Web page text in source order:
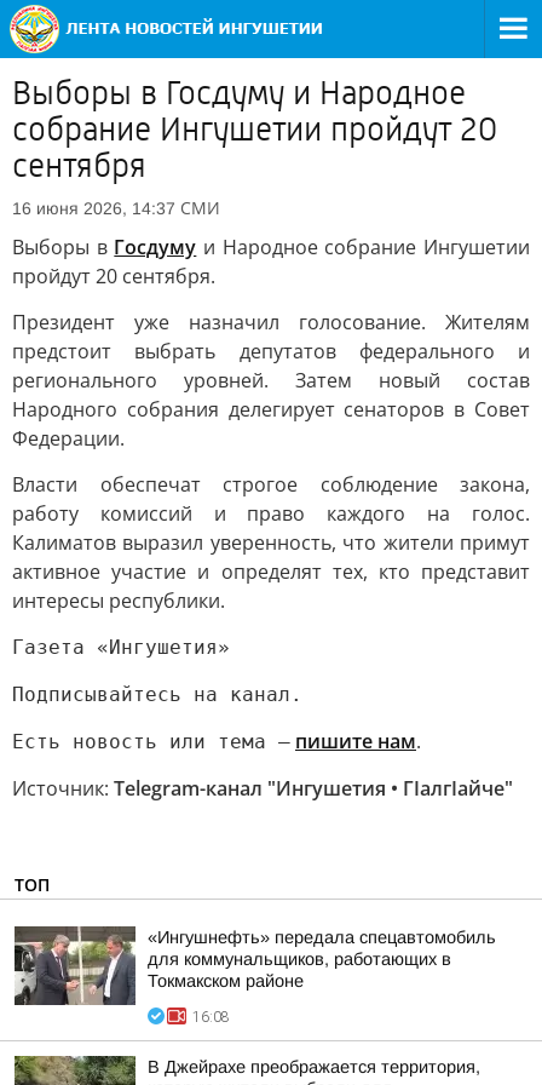
Выборы в Госдуму и Народное
собрание Ингушетии пройдут 20
сентября
16 июня 2026, 14:37 СМИ
Выборы в Госдуму и Народное собрание Ингушетии
пройдут 20 сентября.
Президент уже назначил голосование. Жителям
предстоит выбрать депутатов федерального и
регионального уровней. Затем новый состав
Народного собрания делегирует сенаторов в Совет
Федерации.
Власти обеспечат строгое соблюдение закона,
работу комиссий и право каждого на голос.
Калиматов выразил уверенность, что жители примут
активное участие и определят тех, кто представит
интересы республики.
Газета «Ингушетия»
Подписывайтесь на канал.
Есть новость или тема — пишите нам.
Источник: Telegram-канал "Ингушетия • ГIалгIайче"
ТОП
«Ингушнефть» передала спецавтомобиль
для коммунальщиков, работающих в
Токмакском районе
16:08
В Джейрахе преображается территория,